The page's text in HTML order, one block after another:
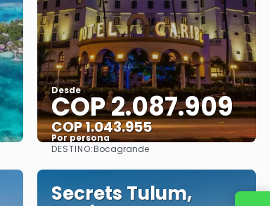
Desde
COP 2.087.909
COP 1.043.955
Por persona
Ver
DESTINO:Bocagrande
Secrets Tulum,